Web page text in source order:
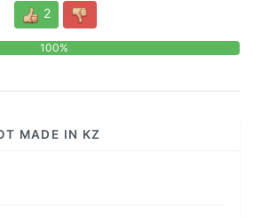
2
100%
MADE IN KZ